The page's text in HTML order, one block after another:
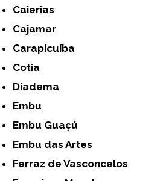
Caierias
Cajamar
Carapicuíba
Cotia
Diadema
Embu
Embu Guaçú
Embu das Artes
Ferraz de Vasconcelos